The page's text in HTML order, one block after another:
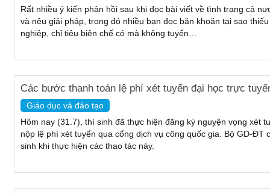
Rất nhiều ý kiến phản hồi sau khi đọc bài viết về tình trạng cả
và nêu giải pháp, trong đó nhiều bạn đọc băn khoăn tại sao
nghiệp, chỉ tiêu biên chế có mà không tuyển…
Các bước thanh toán lệ phí xét tuyển đại học trực
Giáo dục và đào tạo
Hôm nay (31.7), thí sinh đã thực hiện đăng ký nguyện vọng xét
nộp lệ phí xét tuyển qua cổng dịch vụ công quốc gia. Bộ GD-
sinh khi thực hiện các thao tác này.